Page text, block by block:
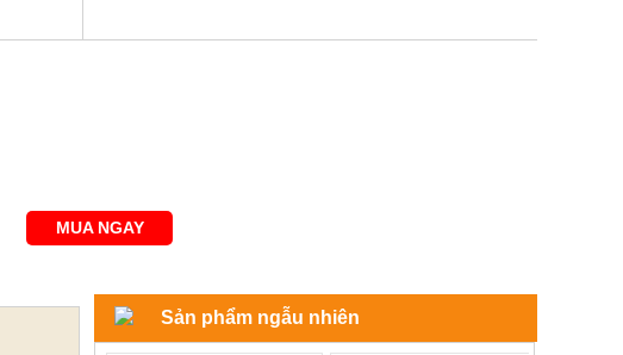
MUA NGAY
Sản phẩm ngẫu nhiên